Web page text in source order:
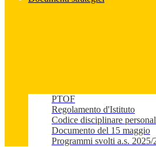
PTOF
Regolamento d'Istituto
Codice disciplinare
Documento del 15 maggio
Programmi svolti a.s. 2025/